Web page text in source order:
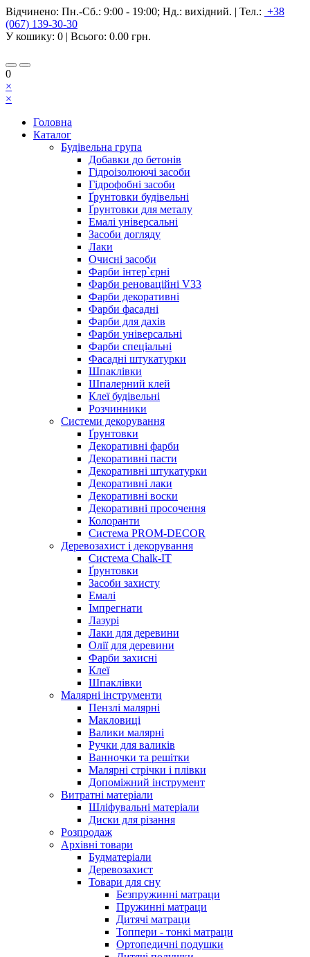
Відчинено: Пн.-Сб.: 9:00 - 19:00; Нд.: вихідний. | Тел.: +38
(067) 139-30-30
У кошику: 0 | Всього: 0.00 грн.
0
×
×
Головна
Каталог
Будівельна група
Добавки до бетонів
Гідроізолюючі засоби
Гідрофобні засоби
Ґрунтовки будівельні
Ґрунтовки для металу
Емалі універсальні
Засоби догляду
Лаки
Очисні засоби
Фарби інтер`єрні
Фарби реноваційні V33
Фарби декоративні
Фарби фасадні
Фарби для дахів
Фарби універсальні
Фарби спеціальні
Фасадні штукатурки
Шпаклівки
Шпалерний клей
Клеї будівельні
Розчинники
Системи декорування
Ґрунтовки
Декоративні фарби
Декоративні пасти
Декоративні штукатурки
Декоративні лаки
Декоративні воски
Декоративні просочення
Колоранти
Система PROM-DECOR
Деревозахист і декорування
Система Chalk-IT
Ґрунтовки
Засоби захисту
Емалі
Імпрегнати
Лазурі
Лаки для деревини
Олії для деревини
Фарби захисні
Клеї
Шпаклівки
Малярні інструменти
Пензлі малярні
Макловиці
Валики малярні
Ручки для валиків
Ванночки та решітки
Малярні стрічки і плівки
Допоміжний інструмент
Витратні матеріали
Шліфувальні матеріали
Диски для різання
Розпродаж
Архівні товари
Будматеріали
Деревозахист
Товари для сну
Безпружинні матраци
Пружинні матраци
Дитячі матраци
Топпери - тонкі матраци
Ортопедичні подушки